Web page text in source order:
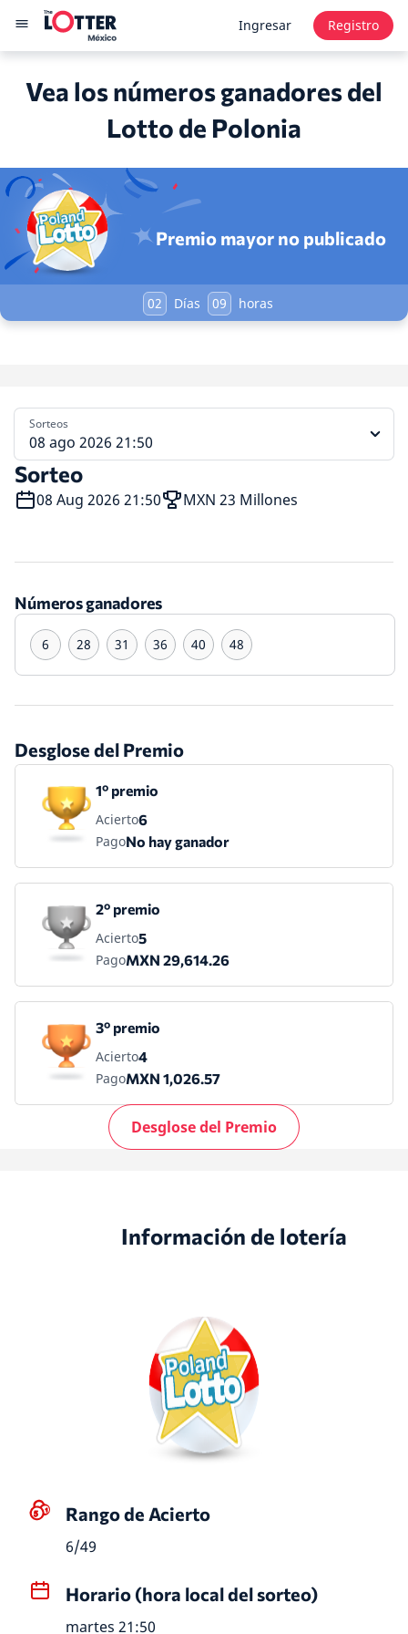
Ingresar Registro
Vea los números ganadores del
Lotto de Polonia
Premio mayor no publicado
02 Días 09 horas
Sorteo
08 Aug 2026 21:50 MXN 23 Millones
Sorteos
08 ago 2026 21:50
Números ganadores
6 28 31 36 40 48
Desglose del Premio
1º premio
Acierto6
PagoNo hay ganador
2º premio
Acierto5
PagoMXN 29,614.26
3º premio
Acierto4
PagoMXN 1,026.57
Desglose del Premio
Información de lotería
Rango de Acierto
6/49
Horario (hora local del sorteo)
martes 21:50